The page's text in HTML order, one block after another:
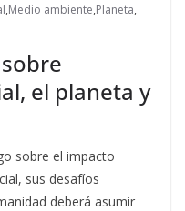
,Medio ambiente,Planeta,
el planeta y
sobre el impacto
sus desafíos
deberá asumir